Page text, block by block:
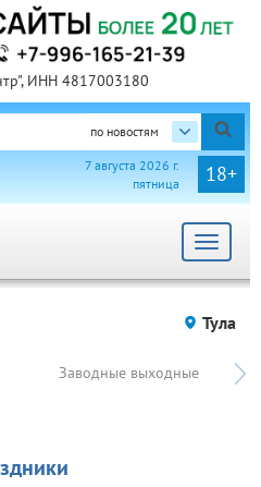
ИНН 4817003180
по новостям
18+
7 августа 2026 г.
пятница
Toggle
Тула
Заводные выходные